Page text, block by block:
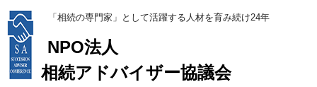
「相続の専門家」として活躍する人材を育み続け24年
NPO法人
相続アドバイザー協議会